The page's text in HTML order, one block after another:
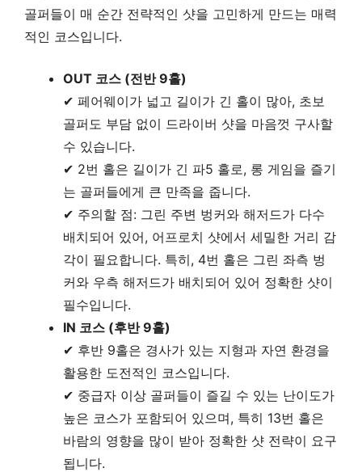
골퍼들이 매 순간 전략적인 샷을 고민하게 만드는 매력
적인 코스입니다.
OUT 코스 (전반 9홀)
✔ 페어웨이가 넓고 길이가 긴 홀이 많아, 초보
골퍼도 부담 없이 드라이버 샷을 마음껏 구사할
수 있습니다.
✔ 2번 홀은 길이가 긴 파5 홀로, 롱 게임을 즐기
는 골퍼들에게 큰 만족을 줍니다.
✔ 주의할 점: 그린 주변 벙커와 해저드가 다수
배치되어 있어, 어프로치 샷에서 세밀한 거리 감
각이 필요합니다. 특히, 4번 홀은 그린 좌측 벙
커와 우측 해저드가 배치되어 있어 정확한 샷이
필수입니다.
IN 코스 (후반 9홀)
✔ 후반 9홀은 경사가 있는 지형과 자연 환경을
활용한 도전적인 코스입니다.
✔ 중급자 이상 골퍼들이 즐길 수 있는 난이도가
높은 코스가 포함되어 있으며, 특히 13번 홀은
바람의 영향을 많이 받아 정확한 샷 전략이 요구
됩니다.